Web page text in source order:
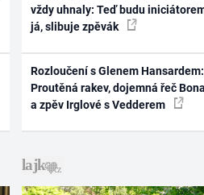
vždy uhnaly: Teď budu
já, slibuje zpěvák
Rozloučení s Glenem Hansardem:
Proutěná rakev, dojemná řeč Bona
a zpěv Irglové s Vedderem